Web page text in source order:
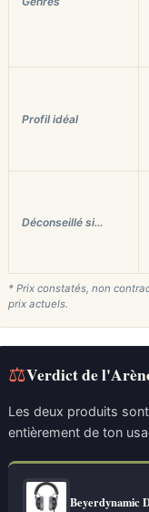
Profil idéal
Déconseillé si…
* Prix constatés, non
prix actuels.
⚖Verdict de
Les deux produits
entièrement de ton
Beyerdynamic